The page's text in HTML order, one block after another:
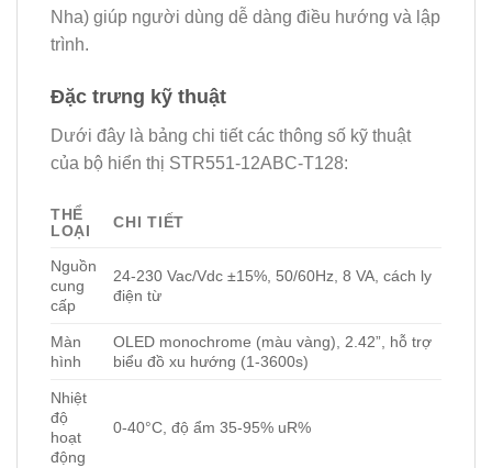
Nha) giúp người dùng dễ dàng điều hướng và lập
trình.
Đặc trưng kỹ thuật
Dưới đây là bảng chi tiết các thông số kỹ thuật
của bộ hiển thị STR551-12ABC-T128:
THỂ
LOẠI
CHI TIẾT
Nguồn
cung
cấp
24-230 Vac/Vdc ±15%, 50/60Hz, 8 VA, cách ly
điện từ
Màn
hình
OLED monochrome (màu vàng), 2.42”, hỗ trợ
biểu đồ xu hướng (1-3600s)
Nhiệt
độ
hoạt
động
0-40°C, độ ẩm 35-95% uR%